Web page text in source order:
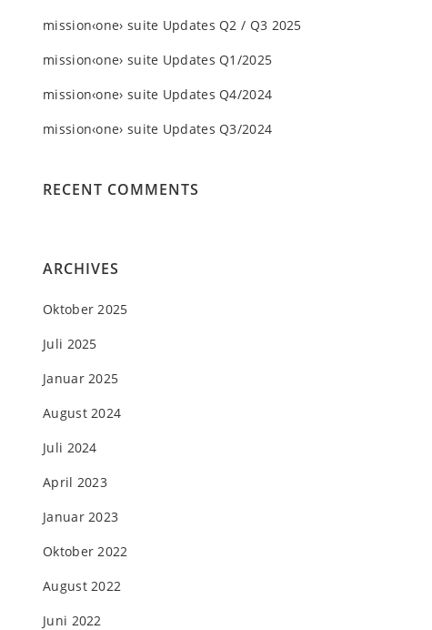
mission‹one› suite Updates Q2 / Q3 2025
mission‹one› suite Updates Q1/2025
mission‹one› suite Updates Q4/2024
mission‹one› suite Updates Q3/2024
RECENT COMMENTS
ARCHIVES
Oktober 2025
Juli 2025
Januar 2025
August 2024
Juli 2024
April 2023
Januar 2023
Oktober 2022
August 2022
Juni 2022